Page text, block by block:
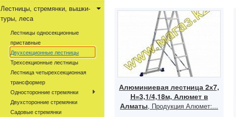
Алюминиевая лестница 2х7,
Н=3,1/4,18м, Алюмет в
Алматы, Продукция Алюмет:...
Лестницы, стремянки, вышки-
туры, леса
Лестницы односекционные
приставные
Двухсекционные лестницы
Трехсекционные лестницы
Лестница четырехсекционная
трансформер
Односторонние стремянки
Двухсторонние стремянки
Садовые стремянки